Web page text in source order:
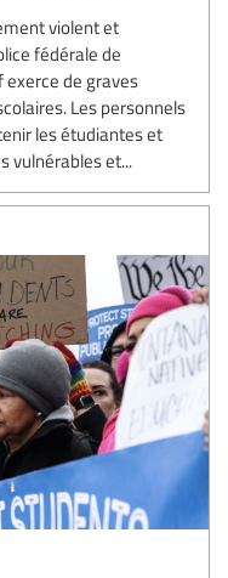
violent et
fédérale de
exerce de graves
Les personnels
les étudiantes et
vulnérables et...